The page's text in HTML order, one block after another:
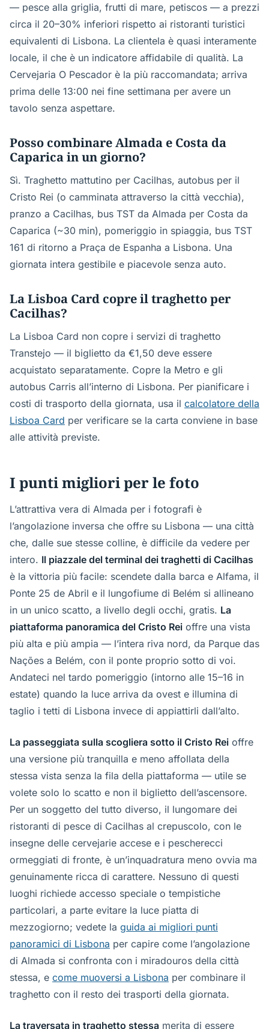
— pesce alla griglia, frutti di mare, petiscos — a prezzi
circa il 20–30% inferiori rispetto ai ristoranti turistici
equivalenti di Lisbona. La clientela è quasi interamente
locale, il che è un indicatore affidabile di qualità. La
Cervejaria O Pescador è la più raccomandata; arriva
prima delle 13:00 nei fine settimana per avere un
tavolo senza aspettare.
Posso combinare Almada e Costa da
Caparica in un giorno?
Sì. Traghetto mattutino per Cacilhas, autobus per il
Cristo Rei (o camminata attraverso la città vecchia),
pranzo a Cacilhas, bus TST da Almada per Costa da
Caparica (~30 min), pomeriggio in spiaggia, bus TST
161 di ritorno a Praça de Espanha a Lisbona. Una
giornata intera gestibile e piacevole senza auto.
La Lisboa Card copre il traghetto per
Cacilhas?
La Lisboa Card non copre i servizi di traghetto
Transtejo — il biglietto da €1,50 deve essere
acquistato separatamente. Copre la Metro e gli
autobus Carris all’interno di Lisbona. Per pianificare i
costi di trasporto della giornata, usa il calcolatore della
Lisboa Card per verificare se la carta conviene in base
alle attività previste.
I punti migliori per le foto
L’attrattiva vera di Almada per i fotografi è
l’angolazione inversa che offre su Lisbona — una città
che, dalle sue stesse colline, è difficile da vedere per
intero. Il piazzale del terminal dei traghetti di Cacilhas
è la vittoria più facile: scendete dalla barca e Alfama, il
Ponte 25 de Abril e il lungofiume di Belém si allineano
in un unico scatto, a livello degli occhi, gratis. La
piattaforma panoramica del Cristo Rei offre una vista
più alta e più ampia — l’intera riva nord, da Parque das
Nações a Belém, con il ponte proprio sotto di voi.
Andateci nel tardo pomeriggio (intorno alle 15–16 in
estate) quando la luce arriva da ovest e illumina di
taglio i tetti di Lisbona invece di appiattirli dall’alto.
La passeggiata sulla scogliera sotto il Cristo Rei offre
una versione più tranquilla e meno affollata della
stessa vista senza la fila della piattaforma — utile se
volete solo lo scatto e non il biglietto dell’ascensore.
Per un soggetto del tutto diverso, il lungomare dei
ristoranti di pesce di Cacilhas al crepuscolo, con le
insegne delle cervejarie accese e i pescherecci
ormeggiati di fronte, è un’inquadratura meno ovvia ma
genuinamente ricca di carattere. Nessuno di questi
luoghi richiede accesso speciale o tempistiche
particolari, a parte evitare la luce piatta di
mezzogiorno; vedete la guida ai migliori punti
panoramici di Lisbona per capire come l’angolazione
di Almada si confronta con i miradouros della città
stessa, e come muoversi a Lisbona per combinare il
traghetto con il resto dei trasporti della giornata.
La traversata in traghetto stessa merita di essere